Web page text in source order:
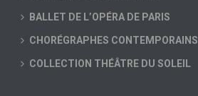
BALLET DE L’OPÉRA DE PARIS
CHORÉGRAPHES CONTEMPORAINS
COLLECTION THÉÂTRE DU SOLEIL